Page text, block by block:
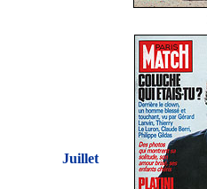
Juillet